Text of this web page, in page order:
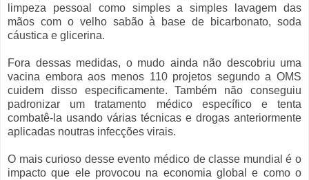
limpeza pessoal como simples a simples lavagem das
mãos com o velho sabão à base de bicarbonato, soda
cáustica e glicerina.
Fora dessas medidas, o mudo ainda não descobriu uma
vacina embora aos menos 110 projetos segundo a OMS
cuidem disso especificamente. Também não conseguiu
padronizar um tratamento médico específico e tenta
combatê-la usando várias técnicas e drogas anteriormente
aplicadas noutras infecções virais.
O mais curioso desse evento médico de classe mundial é o
impacto que ele provocou na economia global e como o